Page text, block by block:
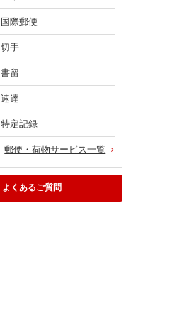
国際郵便
切手
書留
速達
特定記録
郵便・荷物サービス一覧
よくあるご質問